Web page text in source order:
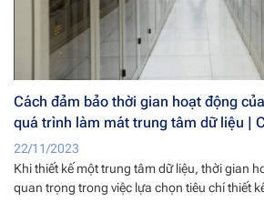
Cách đảm bảo thời gian hoạt động
quá trình làm mát trung tâm dữ liệu |
22/11/2023
Khi thiết kế một trung tâm dữ liệu, thời gian
quan trọng trong việc lựa chọn tiêu chí thiết